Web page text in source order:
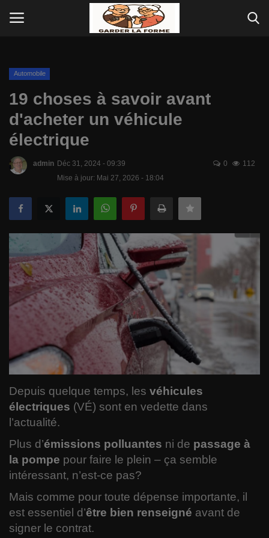
Connexion
But du site
Télévision
Comment garder la forme chez VOUS?
Apprendre une langue avant de partir
en voyage
Jeux
Comment garder votre forme ?
Le RIAQ
Informatique
Politique
Spiritualité
Varia
Actualité
Santé
Automobile
19 choses à savoir avant
d'acheter un véhicule
électrique
admin Déc 31, 2024 - 09:39
Mise à jour: Mai 27, 2026 - 18:04
0 112
Depuis quelque temps, les véhicules
électriques (VÉ) sont en vedette dans
l’actualité.
Plus d’émissions polluantes ni de passage à
la pompe pour faire le plein – ça semble
intéressant, n’est-ce pas?
Mais comme pour toute dépense importante, il
est essentiel d’être bien renseigné avant de
signer le contrat.